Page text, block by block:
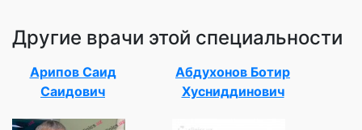
Другие врачи этой специальности
Арипов Саид
Саидович
Абдухонов Ботир
Хусниддинович